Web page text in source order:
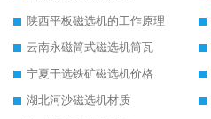
陕西平板磁选机的工作原理
云南永磁筒式磁选机筒瓦
宁夏干选铁矿磁选机价格
湖北河沙磁选机材质